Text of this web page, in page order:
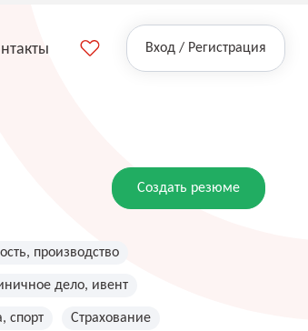
Вход / Регистрация
Создать резюме
производство
дело, ивент
спорт Страхование